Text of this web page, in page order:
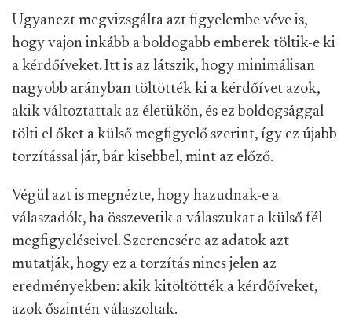
Ugyanezt megvizsgálta azt figyelembe véve is,
hogy vajon inkább a boldogabb emberek töltik-e ki
a kérdőíveket. Itt is az látszik, hogy minimálisan
nagyobb arányban töltötték ki a kérdőívet azok,
akik változtattak az életükön, és ez boldogsággal
tölti el őket a külső megfigyelő szerint, így ez újabb
torzítással jár, bár kisebbel, mint az előző.
Végül azt is megnézte, hogy hazudnak-e a
válaszadók, ha összevetik a válaszukat a külső fél
megfigyeléseivel. Szerencsére az adatok azt
mutatják, hogy ez a torzítás nincs jelen az
eredményekben: akik kitöltötték a kérdőíveket,
azok őszintén válaszoltak.